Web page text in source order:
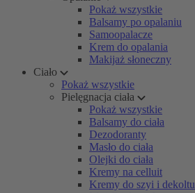
Pokaż wszystkie
Balsamy po opalaniu
Samoopalacze
Krem do opalania
Makijaż słoneczny
Ciało
Pokaż wszystkie
Pielęgnacja ciała
Pokaż wszystkie
Balsamy do ciała
Dezodoranty
Masło do ciała
Olejki do ciała
Kremy na celluit
Kremy do szyi i dekoltu